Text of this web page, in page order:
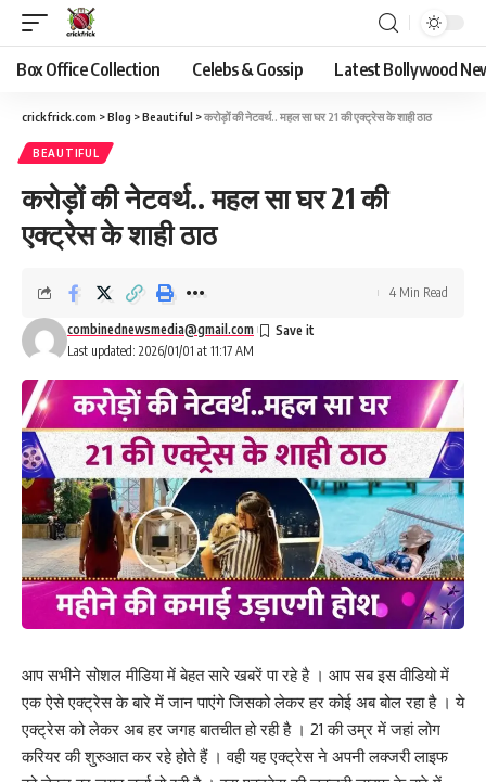
Box Office Collection Celebs & Gossip Latest Bollywood
crickfrick.com >Blog >Beautiful >करोड़ों की नेटवर्थ.. महल सा घर 21 की एक्ट्रेस के शाही ठाठ
BEAUTIFUL
करोड़ों की नेटवर्थ.. महल सा घर 21 की
एक्ट्रेस के शाही ठाठ
Last updated: 2026/01/01 at 11:17 AM
combinednewsmedia@gmail.com
4 Min Read
आप सभीने सोशल मीडिया में बेहत सारे खबरें पा रहे है । आप सब इस वीडियो में
एक ऐसे एक्ट्रेस के बारे में जान पाएंगे जिसको लेकर हर कोई अब बोल रहा है । ये
एक्ट्रेस को लेकर अब हर जगह बातचीत हो रही है । 21 की उम्र में जहां लोग
करियर की शुरुआत कर रहे होते हैं । वही यह एक्ट्रेस ने अपनी लक्जरी लाइफ